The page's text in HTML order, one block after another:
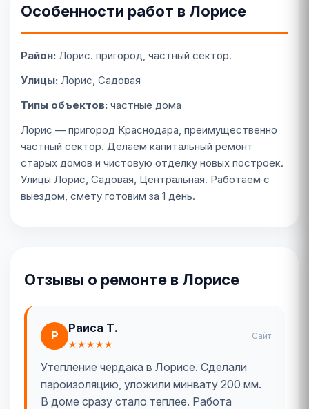
Особенности работ в Лорисе
Район: Лорис. пригород, частный сектор.
Улицы: Лорис, Садовая
Типы объектов: частные дома
Лорис — пригород Краснодара, преимущественно
частный сектор. Делаем капитальный ремонт
старых домов и чистовую отделку новых построек.
Улицы Лорис, Садовая, Центральная. Работаем с
выездом, смету готовим за 1 день.
Отзывы о ремонте в Лорисе
Р
Раиса Т.
★★★★★
Сайт
Утепление чердака в Лорисе. Сделали
пароизоляцию, уложили минвату 200 мм.
В доме сразу стало теплее. Работа